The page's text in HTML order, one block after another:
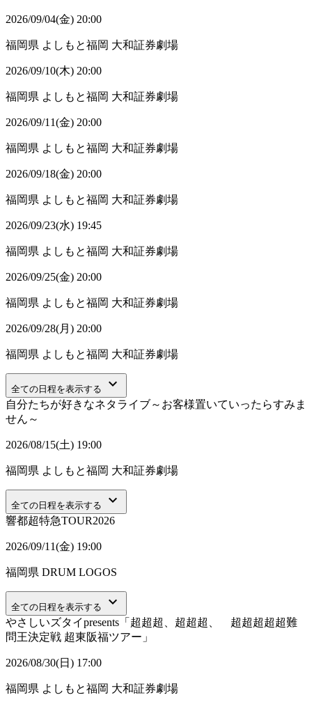
2026/09/04(金) 20:00
福岡県 よしもと福岡 大和証券劇場
2026/09/10(木) 20:00
福岡県 よしもと福岡 大和証券劇場
2026/09/11(金) 20:00
福岡県 よしもと福岡 大和証券劇場
2026/09/18(金) 20:00
福岡県 よしもと福岡 大和証券劇場
2026/09/23(水) 19:45
福岡県 よしもと福岡 大和証券劇場
2026/09/25(金) 20:00
福岡県 よしもと福岡 大和証券劇場
2026/09/28(月) 20:00
福岡県 よしもと福岡 大和証券劇場
全ての日程を表示する keyboard_arrow_down
自分たちが好きなネタライブ～お客様置いていったらすみま
せん～
2026/08/15(土) 19:00
福岡県 よしもと福岡 大和証券劇場
全ての日程を表示する keyboard_arrow_down
響都超特急TOUR2026
2026/09/11(金) 19:00
福岡県 DRUM LOGOS
全ての日程を表示する keyboard_arrow_down
やさしいズタイpresents「超超超、超超超、 超超超超超難
問王決定戦 超東阪福ツアー」
2026/08/30(日) 17:00
福岡県 よしもと福岡 大和証券劇場